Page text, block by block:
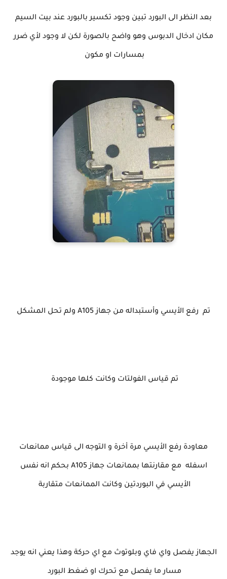
بعد النظر الى البورد تبين وجود تكسير بالبورد عند بيت السيم
مكان ادخال الدبوس وهو واضح بالصورة لكن لا وجود لأي ضرر
بمسارات او مكون
تم رفع الأيسي وأستبداله من جهاز A105 ولم تحل المشكل
تم قياس الفولتات وكانت كلها موجودة
معاودة رفع الأيسي مرة أخرة و التوجه الى قياس ممانعات
اسفله مع مقارنتها بممانعات جهاز A105 بحكم انه نفس
الأيسي في البوردتين وكانت الممانعات متقاربة
الجهاز يفصل واي فاي وبلوتوث مع اي حركة وهذا يعني انه يوجد
مسار ما يفصل مع تحرك او ضغط البورد